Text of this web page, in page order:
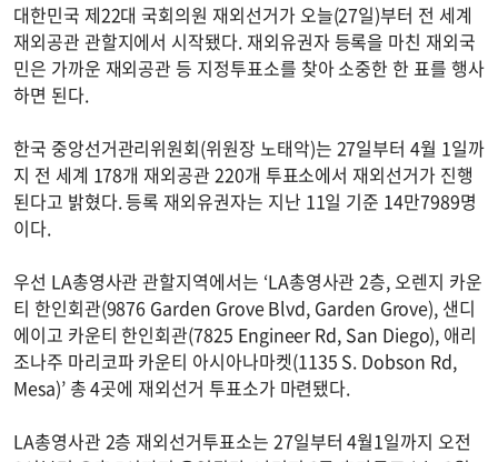
대한민국 제22대 국회의원 재외선거가 오늘(27일)부터 전 세계
재외공관 관할지에서 시작됐다. 재외유권자 등록을 마친 재외국
민은 가까운 재외공관 등 지정투표소를 찾아 소중한 한 표를 행사
하면 된다.
한국 중앙선거관리위원회(위원장 노태악)는 27일부터 4월 1일까
지 전 세계 178개 재외공관 220개 투표소에서 재외선거가 진행
된다고 밝혔다. 등록 재외유권자는 지난 11일 기준 14만7989명
이다.
우선 LA총영사관 관할지역에서는 ‘LA총영사관 2층, 오렌지 카운
티 한인회관(9876 Garden Grove Blvd, Garden Grove), 샌디
에이고 카운티 한인회관(7825 Engineer Rd, San Diego), 애리
조나주 마리코파 카운티 아시아나마켓(1135 S. Dobson Rd,
Mesa)’ 총 4곳에 재외선거 투표소가 마련됐다.
LA총영사관 2층 재외선거투표소는 27일부터 4월1일까지 오전